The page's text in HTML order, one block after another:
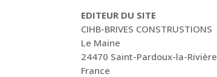
EDITEUR DU SITE
CIHB-BRIVES CONSTRUSTIONS
Le Maine
24470 Saint-Pardoux-la-Rivière
France